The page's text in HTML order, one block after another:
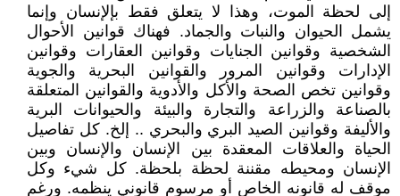
إلى لحظة الموت، وهذا لا يتعلق فقط بإلإنسان وإنما
يشمل الحيوان والنبات والجماد. فهناك قوانين الأحوال
الشخصية وقوانين الجنايات وقوانين العقارات وقوانين
الإدارات وقوانين المرور والقوانين البحرية والجوية
وقوانين تخص الصحة والأكل والأدوية والقوانين المتعلقة
بالصناعة والزراعة والتجارة والبيئة والحيوانات البرية
والأليفة وقوانين الصيد البري والبحري .. إلخ. كل تفاصيل
الحياة والعلاقات المعقدة بين الإنسان والإنسان وبين
الإنسان ومحيطه مقننة لحظة بلحظة. كل شيء وكل
موقف له قانونه الخاص أو مرسوم قانوني ينظمه. ورغم